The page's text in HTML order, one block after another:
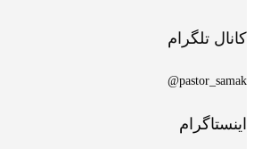
کانال تلگرام
pastor_samak@
اینستاگرام